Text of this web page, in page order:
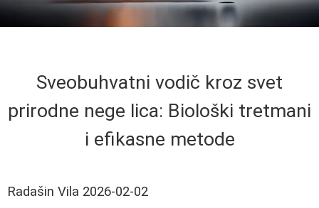
Sveobuhvatni vodič kroz svet
prirodne nege lica: Biološki tretmani
i efikasne metode
Radašin Vila 2026-02-02